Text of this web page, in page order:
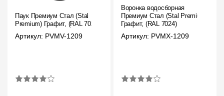
Паук Премиум Стал (Stal
Premium) Графит, (RAL 7024)
Артикул: PVMV-1209
Воронка водосборная
Премиум Стал (Stal Premium)
Графит, (RAL 7024)
Артикул: PVMX-1209